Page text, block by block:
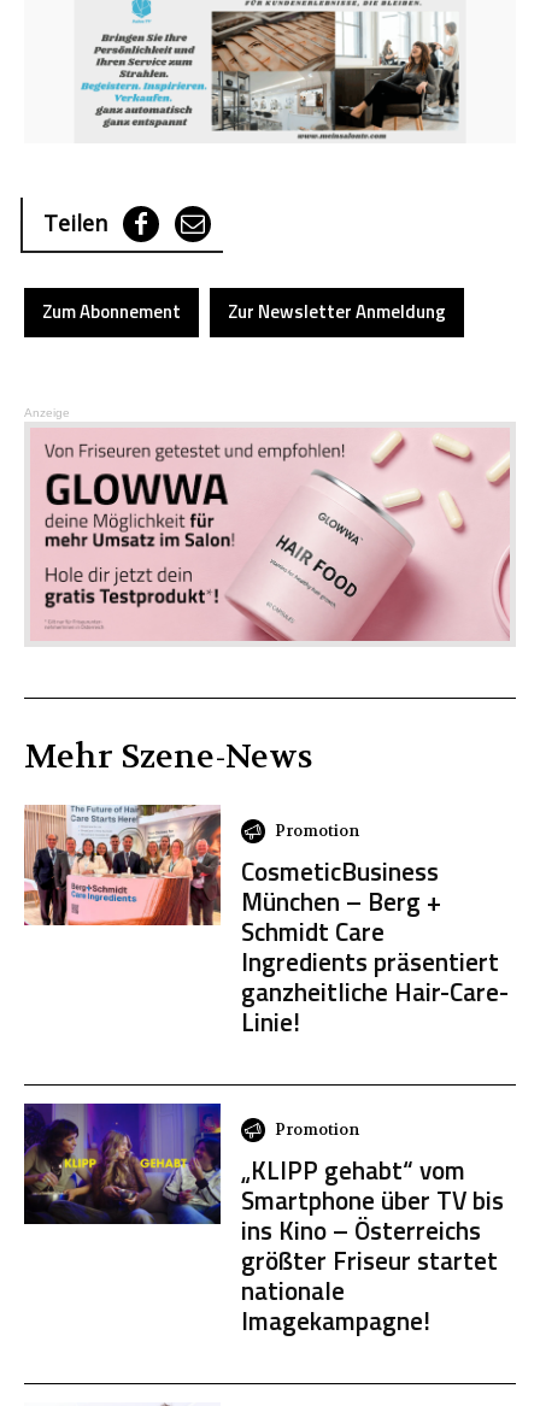
Teilen
Zum Abonnement Zur Newsletter Anmeldung
Anzeige
Mehr Szene-News
Promotion
CosmeticBusiness
München – Berg +
Schmidt Care
Ingredients präsentiert
ganzheitliche Hair-Care-
Linie!
Promotion
„KLIPP gehabt“ vom
Smartphone über TV bis
ins Kino – Österreichs
größter Friseur startet
nationale
Imagekampagne!